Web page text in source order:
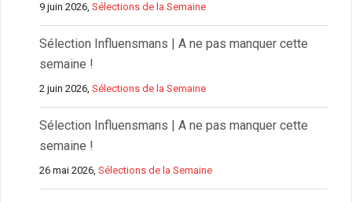
9 juin 2026,Sélections de la Semaine
Sélection Influensmans | A ne pas manquer cette
semaine !
2 juin 2026,Sélections de la Semaine
Sélection Influensmans | A ne pas manquer cette
semaine !
26 mai 2026,Sélections de la Semaine